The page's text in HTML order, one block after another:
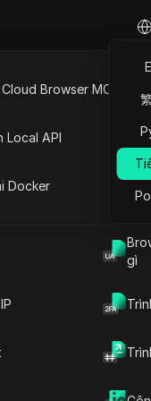
gì
Browser MCP
Local API
Docker
CÁC
ĐIỀU
Đặt câu
Đặt
Đặt